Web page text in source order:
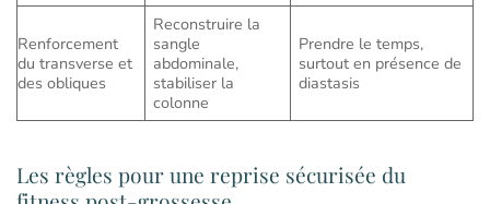
Renforcement
du transverse et
des obliques
Reconstruire la
sangle
abdominale,
stabiliser la
colonne
Prendre le temps,
surtout en présence de
diastasis
Les règles pour une reprise sécurisée du